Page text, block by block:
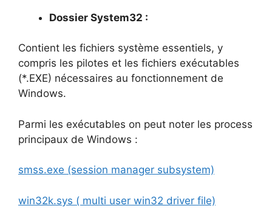
Dossier System32 :
Contient les fichiers système essentiels, y
compris les pilotes et les fichiers exécutables
(*.EXE) nécessaires au fonctionnement de
Windows.
Parmi les exécutables on peut noter les process
principaux de Windows :
smss.exe (session manager subsystem)
win32k.sys ( multi user win32 driver file)